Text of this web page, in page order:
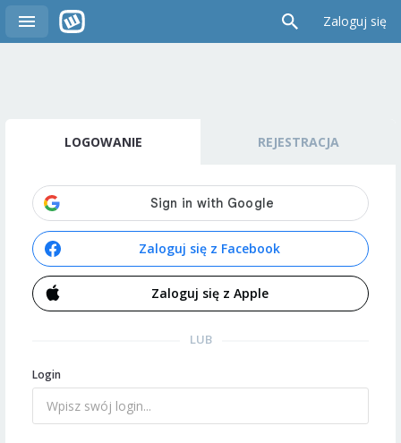
Zaloguj się
LOGOWANIE REJESTRACJA
Zaloguj się z Facebook
Zaloguj się z Apple
LUB
Login